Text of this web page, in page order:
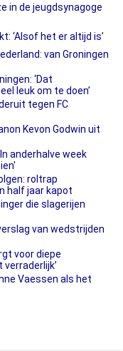
in de jeugdsynagoge
‘Alsof het er altijd is’
van Groningen
‘Dat
leuk om te doen’
tegen FC
Kevon Godwin uit
anderhalve week
roltrap
half jaar kapot
die slagerijen
van wedstrijden
voor diepe
Vaessen als het